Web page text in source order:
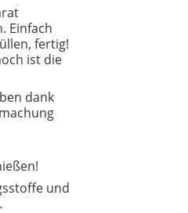
Einfach
fertig!
ist die
dank
und